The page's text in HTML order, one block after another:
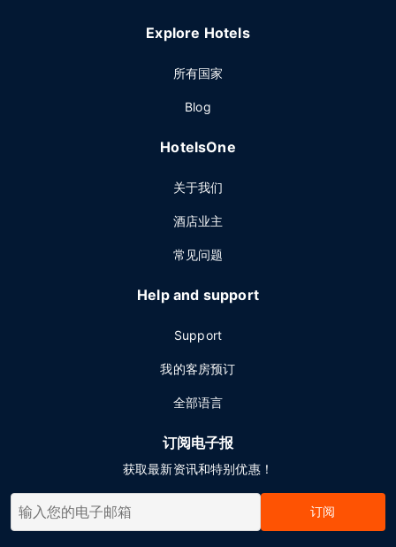
Explore Hotels
所有国家
Blog
HotelsOne
关于我们
酒店业主
常见问题
Help and support
Support
我的客房预订
全部语言
订阅电子报
获取最新资讯和特别优惠！
订阅